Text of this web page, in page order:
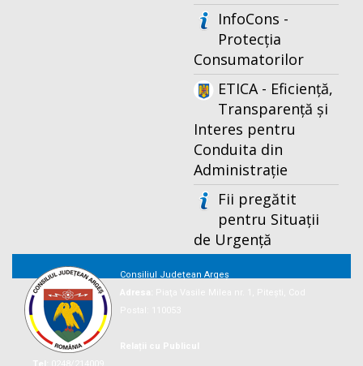
InfoCons -
Protecția
Consumatorilor
ETICA - Eficiență,
Transparență și
Interes pentru
Conduita din
Administrație
Fii pregătit
pentru Situații
de Urgență
Consiliul Județean Argeș